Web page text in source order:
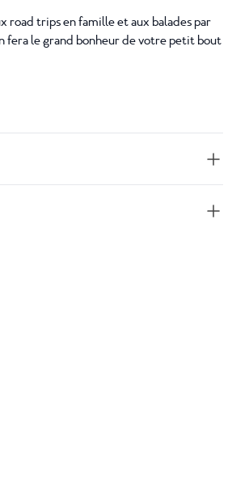
road trips en famille et aux balades par
fera le grand bonheur de votre petit bout